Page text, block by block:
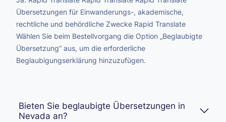
Übersetzungen für Einwanderungs-, akademische,
rechtliche und behördliche Zwecke Rapid Translate
Wählen Sie beim Bestellvorgang die Option „Beglaubigte
Übersetzung“ aus, um die erforderliche
Beglaubigungserklärung hinzuzufügen.
Bieten Sie beglaubigte Übersetzungen in
Nevada an?